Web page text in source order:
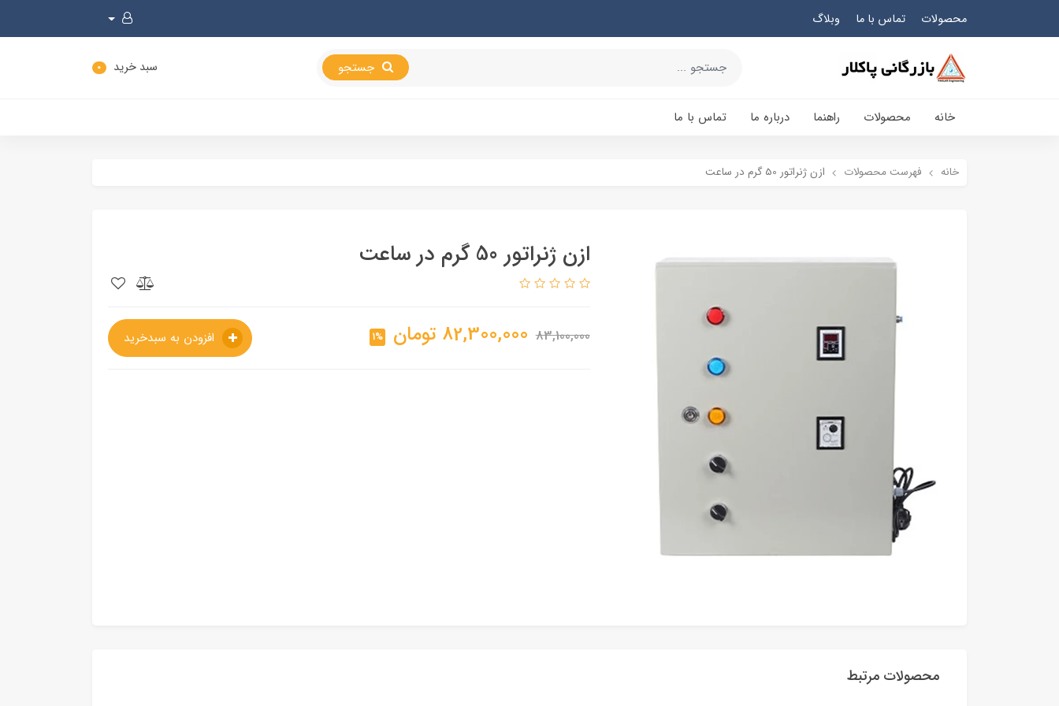
محصولات تماس با ما وبلاگ
سبد خرید 0
خانه محصولات راهنما درباره ما تماس با ما
خانه فهرست محصولات ازن ژنراتور 50 گرم در ساعت
ازن ژنراتور 50 گرم در ساعت
83,100,000
82,300,000 تومان 1%
محصولات مرتبط